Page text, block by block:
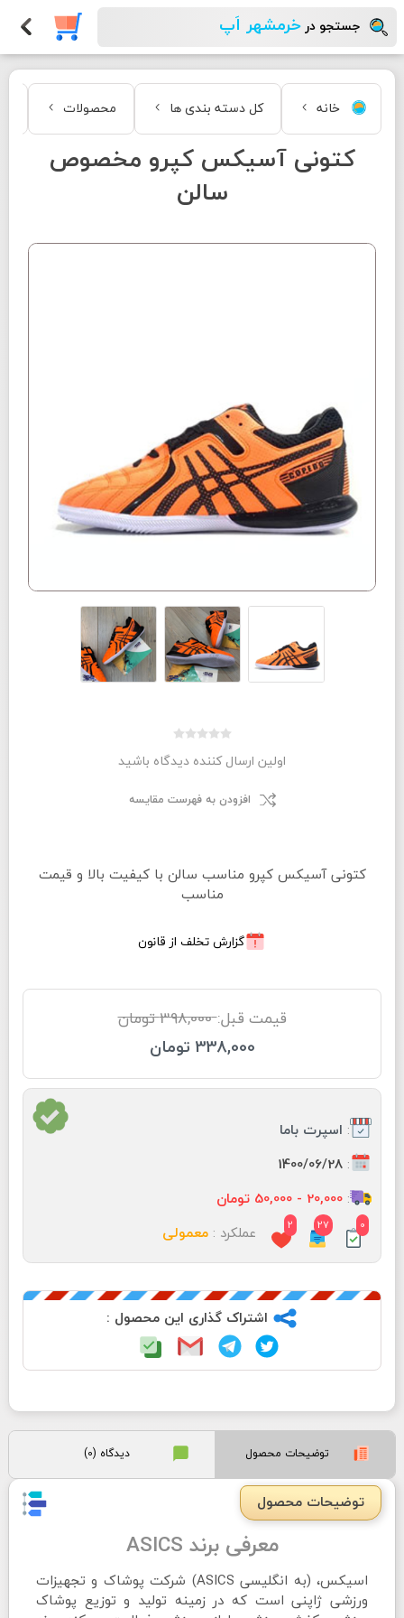
جستجو در خرمشهر اَپ
خانه کل دسته بندی ها محصولات
کتونی آسیکس کپرو مخصوص
سالن
اولین ارسال کننده دیدگاه باشید
افزودن به فهرست مقایسه
کتونی آسیکس کپرو مناسب سالن با کیفیت بالا و قیمت
مناسب
گزارش تخلف از قانون
قیمت قبل: 398,000 تومان
338,000 تومان
: اسپرت باما
:
1400/06/28
: 20,000 - 50,000 تومان
0
27
2 عملکرد : معمولی
اشتراک گذاری این محصول :
توضیحات محصول دیدگاه (0)
توضیحات محصول
معرفی برند ASICS
اسیکس، (به انگلیسی ASICS) شرکت پوشاک و تجهیزات
ورزشی ژاپنی است که در زمینه تولید و توزیع پوشاک